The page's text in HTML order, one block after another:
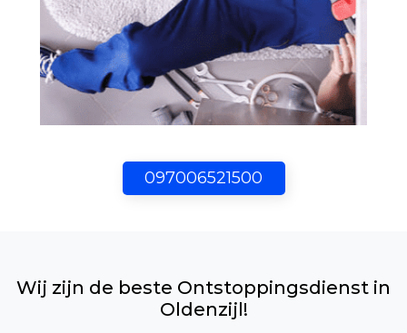
097006521500
Wij zijn de beste Ontstoppingsdienst in
Oldenzijl!